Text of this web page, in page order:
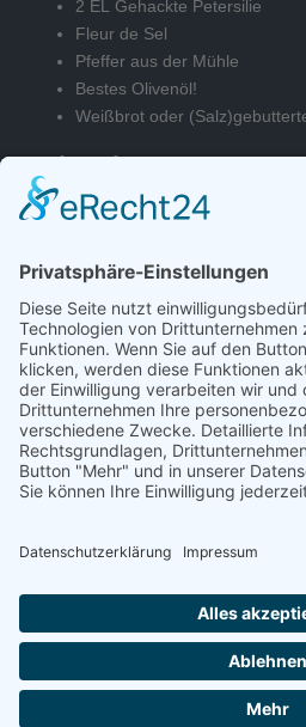
2 EL Gehackte Petersilie
Fleur de Sel
Pfeffer aus der Mühle
Bestes Olivenöl!
Weißbrot oder
Zubereitung
Eine Dose bretonische
feine Halbscheiben schneiden
de Sel, Pfeffer aus der Mühle
Olivenöl hinzufügen, alles gut
(Salz)butterten Baguette -
Scheiben servieren.
Guten
Fischhandel
45889